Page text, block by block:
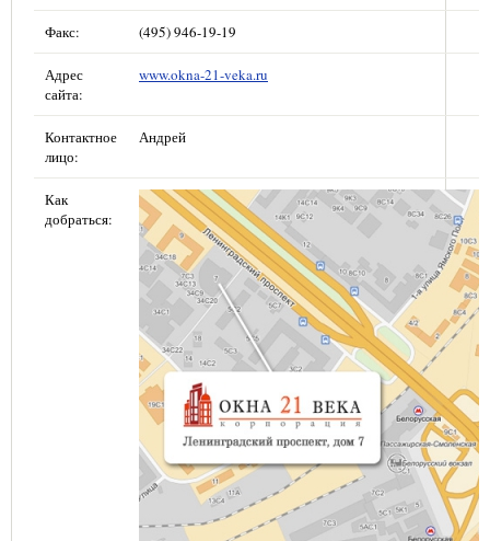
Факс: (495) 946-19-19
Адрес
сайта:
www.okna-21-veka.ru
Контактное
лицо:
Андрей
Как
добраться: